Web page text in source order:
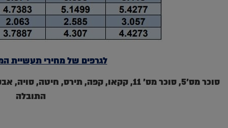
לגרפים של מחירי תעשיית
סוכר מס'5, סוכר מס' 11, קקאו, קפה, תירס,
התובלה